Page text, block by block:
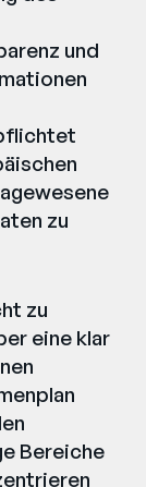
und
zu
zu
eine klar
Bereiche